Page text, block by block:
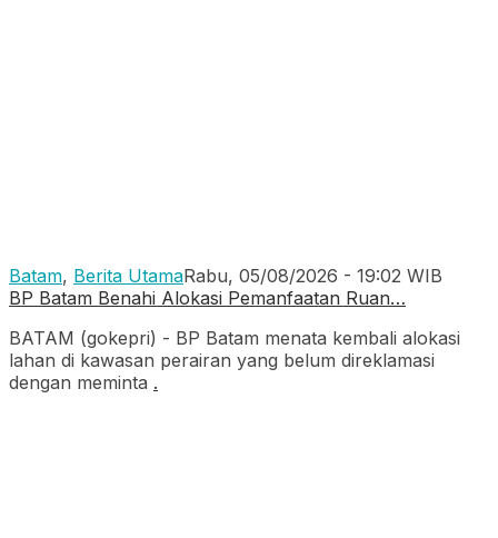
Batam, Berita UtamaRabu, 05/08/2026 - 19:02 WIB
BP Batam Benahi Alokasi Pemanfaatan Ruan…
BATAM (gokepri) - BP Batam menata kembali alokasi
lahan di kawasan perairan yang belum direklamasi
dengan meminta .